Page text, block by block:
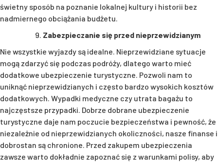
świetny sposób na poznanie lokalnej kultury i historii bez
nadmiernego obciążania budżetu.
Zabezpieczanie się przed nieprzewidzianym
Nie wszystkie wyjazdy są idealne. Nieprzewidziane sytuacje
mogą zdarzyć się podczas podróży, dlatego warto mieć
dodatkowe ubezpieczenie turystyczne. Pozwoli nam to
uniknąć nieprzewidzianych i często bardzo wysokich kosztów
dodatkowych. Wypadki medyczne czy utrata bagażu to
najczęstsze przypadki. Dobrze dobrane ubezpieczenie
turystyczne daje nam poczucie bezpieczeństwa i pewność, że
niezależnie od nieprzewidzianych okoliczności, nasze finanse i
dobrostan są chronione. Przed zakupem ubezpieczenia
zawsze warto dokładnie zapoznać się z warunkami polisy, aby